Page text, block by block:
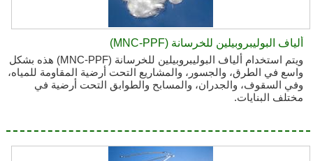
ألياف البوليبروبيلين للخرسانة (MNC-PPF)
ويتم استخدام ألياف البوليبروبيلين للخرسانة (MNC-PPF) هذه بشكل
واسع في الطرق، والجسور، والمشاريع التحت أرضية المقاومة للمياه،
وفي السقوف، والجدران، والمسابح والطوابق التحت أرضية في
مختلف البنايات.